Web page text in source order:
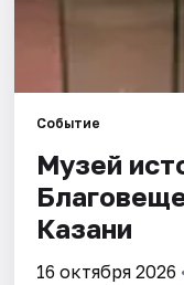
Событие
Музей
Казани
16 октября 2026